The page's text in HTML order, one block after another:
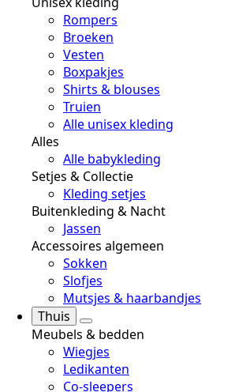
Rompers
Broeken
Vesten
Boxpakjes
Shirts & blouses
Truien
Alle unisex kleding
Alles
Alle babykleding
Setjes & Collectie
Kleding setjes
Buitenkleding & Nacht
Jassen
Accessoires algemeen
Sokken
Slofjes
Mutsjes & haarbandjes
Thuis
Meubels & bedden
Wiegjes
Ledikanten
Co-sleepers